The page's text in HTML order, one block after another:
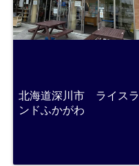
北海道深川市 ライスラ
ンドふかがわ